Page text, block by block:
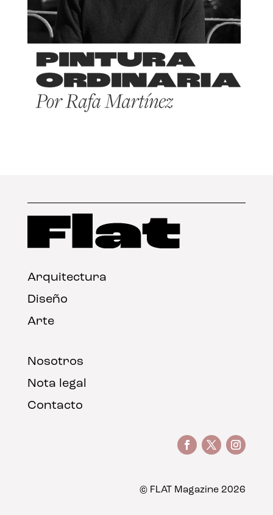
Arquitectura
Diseño
Arte
Nosotros
Nota legal
Contacto
© FLAT Magazine 2026